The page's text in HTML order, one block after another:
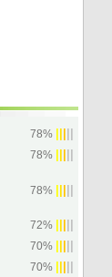
78%
78%
78%
72%
70%
70%